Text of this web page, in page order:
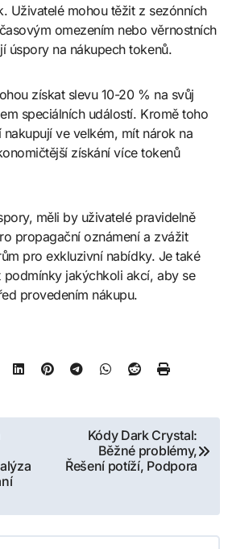
Uživatelé mohou těžit z sezónních
omezením nebo věrnostních
úspory na nákupech tokenů.
získat slevu 10-20 % na svůj
speciálních událostí. Kromě toho
ve velkém, mít nárok na
získání více tokenů
měli by uživatelé pravidelně
propagační oznámení a zvážit
pro exkluzivní nabídky. Je také
jakýchkoli akcí, aby se
provedením nákupu.
Kódy Dark Crystal:
Běžné problémy,
Řešení potíží, Podpora